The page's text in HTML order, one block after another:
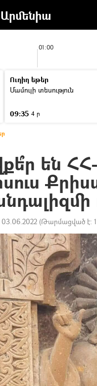
Արմենիա
01:00
Ուղիղ եթեր
Մամուլի տեսություն
09:35 4 ր
են
(Թարմացված է: